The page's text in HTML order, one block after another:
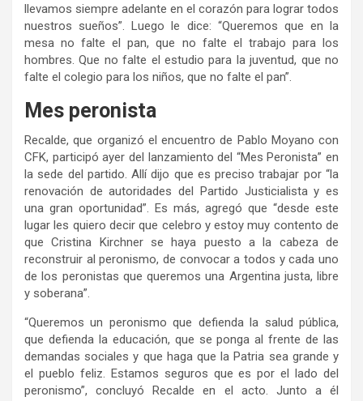
llevamos siempre adelante en el corazón para lograr todos
nuestros sueños”. Luego le dice: “Queremos que en la
mesa no falte el pan, que no falte el trabajo para los
hombres. Que no falte el estudio para la juventud, que no
falte el colegio para los niños, que no falte el pan”.
Mes peronista
Recalde, que organizó el encuentro de Pablo Moyano con
CFK, participó ayer del lanzamiento del “Mes Peronista” en
la sede del partido. Allí dijo que es preciso trabajar por “la
renovación de autoridades del Partido Justicialista y es
una gran oportunidad”. Es más, agregó que “desde este
lugar les quiero decir que celebro y estoy muy contento de
que Cristina Kirchner se haya puesto a la cabeza de
reconstruir al peronismo, de convocar a todos y cada uno
de los peronistas que queremos una Argentina justa, libre
y soberana”.
“Queremos un peronismo que defienda la salud pública,
que defienda la educación, que se ponga al frente de las
demandas sociales y que haga que la Patria sea grande y
el pueblo feliz. Estamos seguros que es por el lado del
peronismo”, concluyó Recalde en el acto. Junto a él